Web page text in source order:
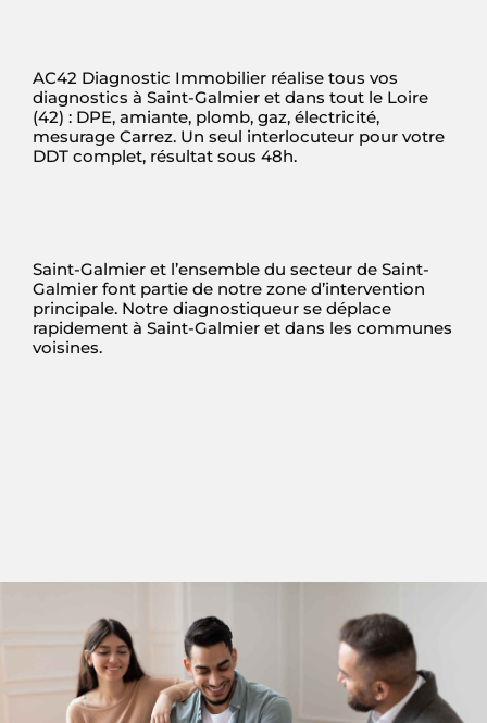
AC42 Diagnostic Immobilier réalise tous vos
diagnostics à Saint-Galmier et dans tout le Loire
(42) : DPE, amiante, plomb, gaz, électricité,
mesurage Carrez. Un seul interlocuteur pour votre
DDT complet, résultat sous 48h.
Saint-Galmier et l’ensemble du secteur de Saint-
Galmier font partie de notre zone d’intervention
principale. Notre diagnostiqueur se déplace
rapidement à Saint-Galmier et dans les communes
voisines.